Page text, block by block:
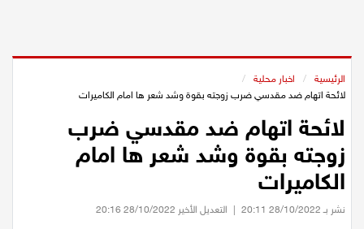
عيلبون
دير حنا
سخنين
عرابة
الرئيسية / اخبار محلية
/
لائحة اتهام ضد مقدسي ضرب زوجته بقوة وشد شعر ها امام الكاميرات
لائحة اتهام ضد مقدسي ضرب
زوجته بقوة وشد شعر ها امام
الكاميرات
نشر بـ 28/10/2022 20:11 | التعديل الأخير 28/10/2022 20:16